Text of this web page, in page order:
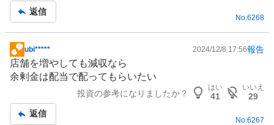
返信
No.6268
掲
示
板
ubi***** 2024/12/8 17:56報告
店舗を増やしても減収なら
余剰金は配当で配ってもらいたい
投資の参考になりましたか？
はい
41
いいえ
29
返信
No.6267